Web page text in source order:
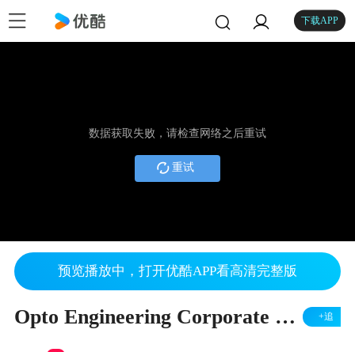
下载APP
数据获取失败，请检查网络之后重试
重试
预览播放中，打开优酷APP看高清完整版
Opto Engineering Corporate Video +追